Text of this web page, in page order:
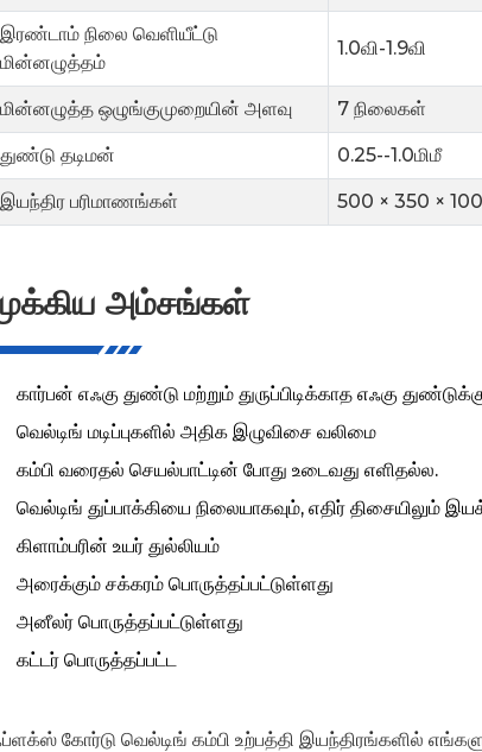
இரண்டாம் நிலை வெளியீட்டு
மின்னழுத்தம்
1.0வி-1.9வி
மின்னழுத்த ஒழுங்குமுறையின் அளவு 7 நிலைகள்
துண்டு தடிமன் 0.25--1.0மிமீ
இயந்திர பரிமாணங்கள் 500 × 350 ×
அம்சங்கள்
கார்பன் எஃகு துண்டு மற்றும் துருப்பிடிக்காத எஃகு
வெல்டிங் மடிப்புகளில் அதிக இழுவிசை வலிமை
கம்பி வரைதல் செயல்பாட்டின் போது உடைவது எளிதல்ல.
வெல்டிங் துப்பாக்கியை நிலையாகவும், எதிர் திசையிலும்
கிளாம்பரின் உயர் துல்லியம்
அரைக்கும் சக்கரம் பொருத்தப்பட்டுள்ளது
அனீலர் பொருத்தப்பட்டுள்ளது
கட்டர் பொருத்தப்பட்ட
கோர்டு வெல்டிங் கம்பி உற்பத்தி இயந்திரங்களில்